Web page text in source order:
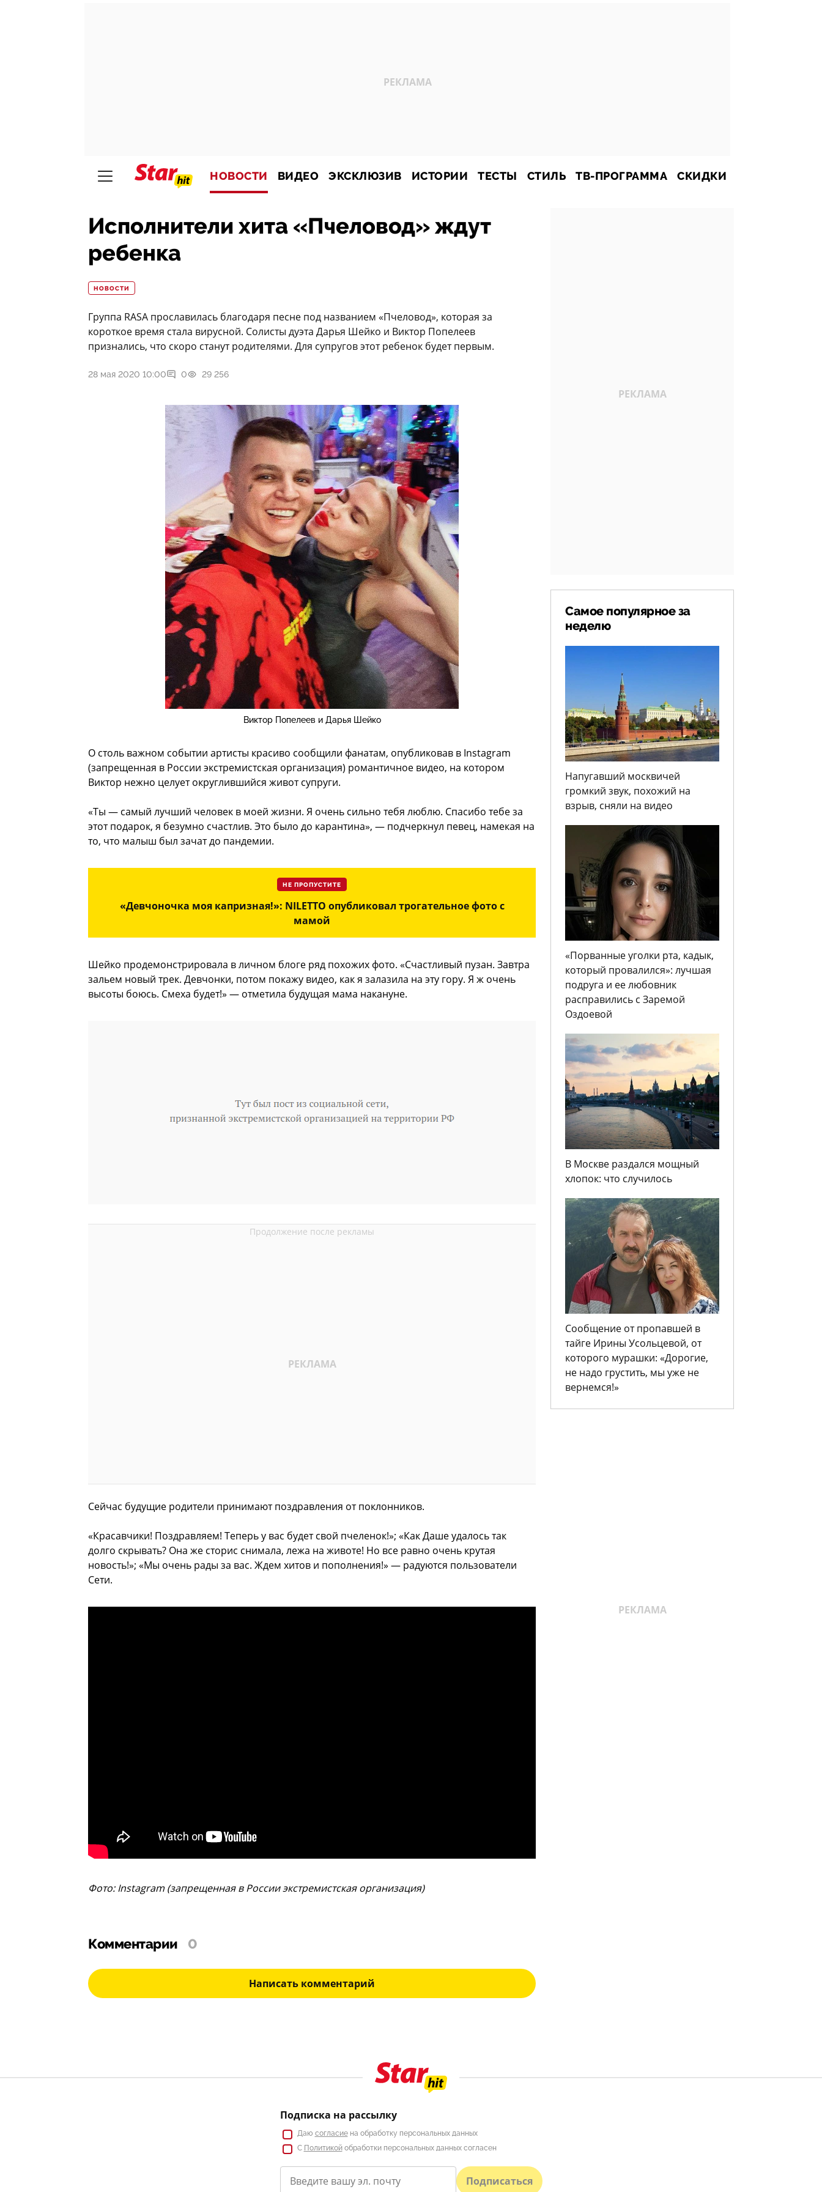
НОВОСТИ ВИДЕО ЭКСКЛЮЗИВ ИСТОРИИ ТЕСТЫ СТИЛЬ ТВ-ПРОГРАММА СКИДКИ
Исполнители хита «Пчеловод» ждут
ребенка
НОВОСТИ
Группа RASA прославилась благодаря песне под названием «Пчеловод», которая за
короткое время стала вирусной. Солисты дуэта Дарья Шейко и Виктор Попелеев
признались, что скоро станут родителями. Для супругов этот ребенок будет первым.
28 мая 2020 10:00 0 29 256
Виктор Попелеев и Дарья Шейко
О столь важном событии артисты красиво сообщили фанатам, опубликовав в Instagram
(запрещенная в России экстремистская организация) романтичное видео, на котором
Виктор нежно целует округлившийся живот супруги.
«Ты — самый лучший человек в моей жизни. Я очень сильно тебя люблю. Спасибо тебе за
этот подарок, я безумно счастлив. Это было до карантина», — подчеркнул певец, намекая на
то, что малыш был зачат до пандемии.
НЕ ПРОПУСТИТЕ
«Девчоночка моя капризная!»: NILETTO опубликовал трогательное фото с
мамой
Шейко продемонстрировала в личном блоге ряд похожих фото. «Счастливый пузан. Завтра
зальем новый трек. Девчонки, потом покажу видео, как я залазила на эту гору. Я ж очень
высоты боюсь. Смеха будет!» — отметила будущая мама накануне.
Сейчас будущие родители принимают поздравления от поклонников.
«Красавчики! Поздравляем! Теперь у вас будет свой пчеленок!»; «Как Даше удалось так
долго скрывать? Она же сторис снимала, лежа на животе! Но все равно очень крутая
новость!»; «Мы очень рады за вас. Ждем хитов и пополнения!» — радуются пользователи
Сети.
Фото: Instagram (запрещенная в России экстремистская организация)
Комментарии 0
Написать комментарий
Самое популярное за
неделю
Напугавший москвичей
громкий звук, похожий на
взрыв, сняли на видео
«Порванные уголки рта, кадык,
который провалился»: лучшая
подруга и ее любовник
расправились с Заремой
Оздоевой
В Москве раздался мощный
хлопок: что случилось
Сообщение от пропавшей в
тайге Ирины Усольцевой, от
которого мурашки: «Дорогие,
не надо грустить, мы уже не
вернемся!»
Подписка на рассылку
Даю согласиена обработку персональных данных
С Политикойобработки персональных данных согласен
Подписаться